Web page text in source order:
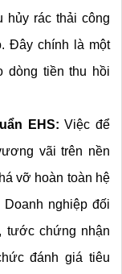
hủy rác thải công
Đây chính là một
dòng tiền thu hồi
EHS: Việc để
vãi trên nền
vỡ hoàn toàn hệ
nghiệp đối
tước chứng nhận
đánh giá tiêu